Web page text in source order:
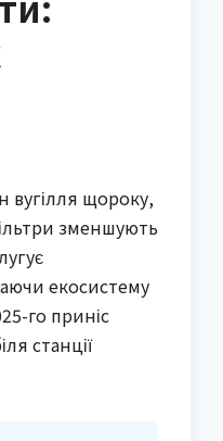
вугілля щороку,
зменшують
екосистему
го приніс
станції